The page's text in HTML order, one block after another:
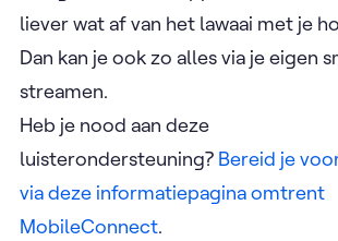
liever wat af van het lawaai met je
Dan kan je ook zo alles via je eigen
streamen.
Heb je nood aan deze
luisterondersteuning? Bereid je
via deze informatiepagina omtrent
MobileConnect.